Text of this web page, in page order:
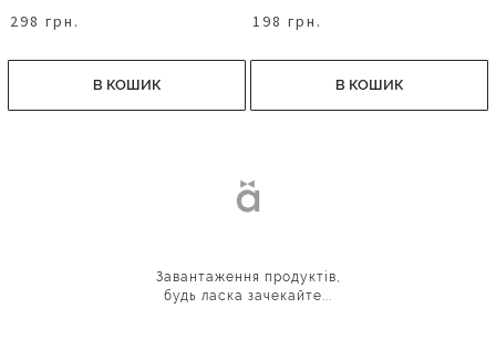
298 грн.
В КОШИК
198 грн.
В КОШИК
Завантаження продуктів,
будь ласка зачекайте...